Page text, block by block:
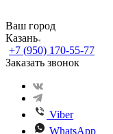
Ваш город
Казань
+7 (950) 170-55-77
Заказать звонок
Viber
WhatsApp